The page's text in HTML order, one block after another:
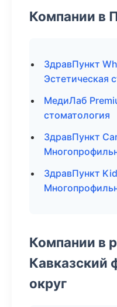
Компании в
ЗдравПункт
Эстетическая
МедиЛаб
стоматология
ЗдравПункт
ЗдравПункт
Компании в
Кавказский
округ